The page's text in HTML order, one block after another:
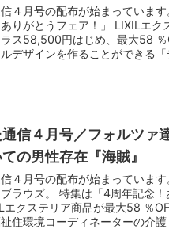
４月号の配布が始まっていま
りがとうフェア！」 LIXILエク
ス58,500円はじめ、最大58 ％
デザインを作ることができる
信４月号／フォルツァ
の男性存在『海賊』
４月号の配布が始まっていま
ラウズ。 特集は「4周年記念！
エクステリア商品が最大58 ％
住環境コーディネーターの介